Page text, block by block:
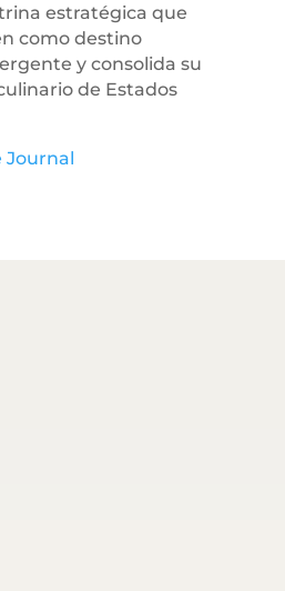
estratégica que
como destino
y consolida su
de Estados
Journal